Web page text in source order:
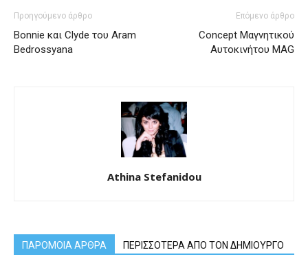
Προηγούμενο άρθρο
Bonnie και Clyde του Aram
Bedrossyana
Επόμενο άρθρο
Concept Μαγνητικού
Αυτοκινήτου MAG
Athina Stefanidou
ΠΑΡΟΜΟΙΑ ΑΡΘΡΑ ΠΕΡΙΣΣΟΤΕΡΑ ΑΠΟ ΤΟΝ ΔΗΜΙΟΥΡΓΟ